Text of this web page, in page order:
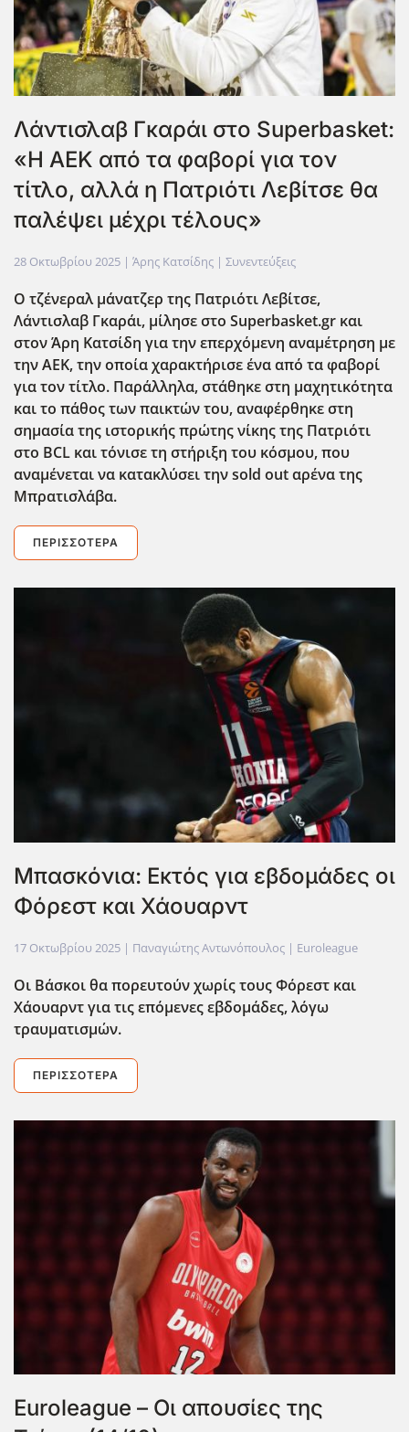
Λάντισλαβ Γκαράι στο Superbasket:
«Η ΑΕΚ από τα φαβορί για τον
τίτλο, αλλά η Πατριότι Λεβίτσε θα
παλέψει μέχρι τέλους»
28 Οκτωβρίου 2025 | Άρης Κατσίδης | Συνεντεύξεις
Ο τζένεραλ μάνατζερ της Πατριότι Λεβίτσε,
Λάντισλαβ Γκαράι, μίλησε στο Superbasket.gr και
στον Άρη Κατσίδη για την επερχόμενη αναμέτρηση με
την ΑΕΚ, την οποία χαρακτήρισε ένα από τα φαβορί
για τον τίτλο. Παράλληλα, στάθηκε στη μαχητικότητα
και το πάθος των παικτών του, αναφέρθηκε στη
σημασία της ιστορικής πρώτης νίκης της Πατριότι
στο BCL και τόνισε τη στήριξη του κόσμου, που
αναμένεται να κατακλύσει την sold out αρένα της
Μπρατισλάβα.
ΠΕΡΙΣΣΌΤΕΡΑ
Μπασκόνια: Εκτός για εβδομάδες οι
Φόρεστ και Χάουαρντ
17 Οκτωβρίου 2025 | Παναγιώτης Αντωνόπουλος | Euroleague
Οι Βάσκοι θα πορευτούν χωρίς τους Φόρεστ και
Χάουαρντ για τις επόμενες εβδομάδες, λόγω
τραυματισμών.
ΠΕΡΙΣΣΌΤΕΡΑ
Euroleague – Οι απουσίες της